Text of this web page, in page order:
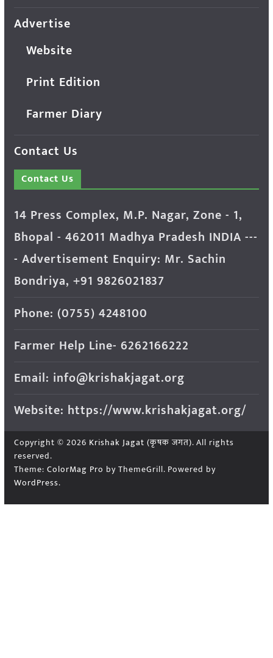
Advertise
Website
Print Edition
Farmer Diary
Contact Us
Contact Us
14 Press Complex, M.P. Nagar, Zone - 1,
Bhopal - 462011 Madhya Pradesh INDIA ---
- Advertisement Enquiry: Mr. Sachin
Bondriya, +91 9826021837
Phone: (0755) 4248100
Farmer Help Line- 6262166222
Email: info@krishakjagat.org
Website: https://www.krishakjagat.org/
Copyright © 2026 Krishak Jagat (कृषक जगत). All rights
reserved.
Theme: ColorMag Pro by ThemeGrill. Powered by
WordPress.